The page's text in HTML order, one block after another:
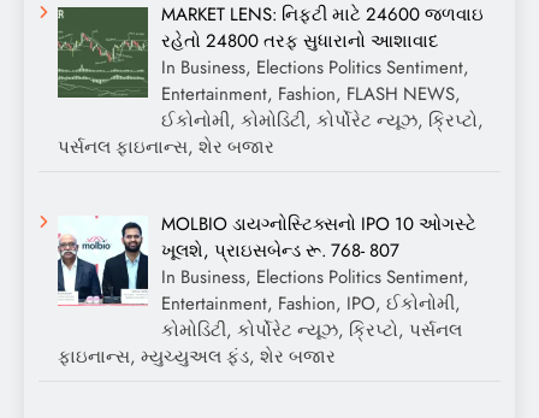
MARKET LENS: નિફ્ટી માટે 24600 જળવાઇ
રહેતો 24800 તરફ સુધારાનો આશાવાદ
In Business, Elections Politics Sentiment,
Entertainment, Fashion, FLASH NEWS,
ઈકોનોમી, કોમોડિટી, કોર્પોરેટ ન્યૂઝ, ક્રિપ્ટો,
પર્સનલ ફાઇનાન્સ, શેર બજાર
MOLBIO ડાયગ્નોસ્ટિક્સનો IPO 10 ઓગસ્ટે
ખૂલશે, પ્રાઇસબેન્ડ રૂ. 768- 807
In Business, Elections Politics Sentiment,
Entertainment, Fashion, IPO, ઈકોનોમી,
કોમોડિટી, કોર્પોરેટ ન્યૂઝ, ક્રિપ્ટો, પર્સનલ
ફાઇનાન્સ, મ્યુચ્યુઅલ ફંડ, શેર બજાર